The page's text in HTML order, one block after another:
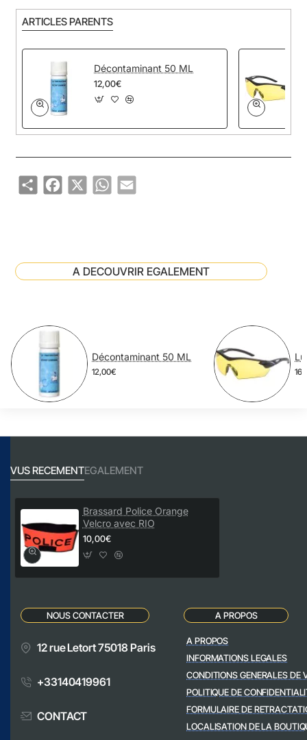
ARTICLES PARENTS
Décontaminant 50 ML
12,00€
ShareFacebook
X WhatsApp
Email
A DECOUVRIR EGALEMENT
Décontaminant 50 ML
12,00€
VUS RECEMENTEGALEMENT
Brassard Police Orange
Velcro avec RIO
10,00€
NOUS CONTACTER
12 rue Letort 75018 Paris
+33140419961
CONTACT
A PROPOS
A PROPOS
INFORMATIONS LEGALES
CONDITIONS GENERALES DE
POLITIQUE DE
FORMULAIRE DE
LOCALISATION DE LA